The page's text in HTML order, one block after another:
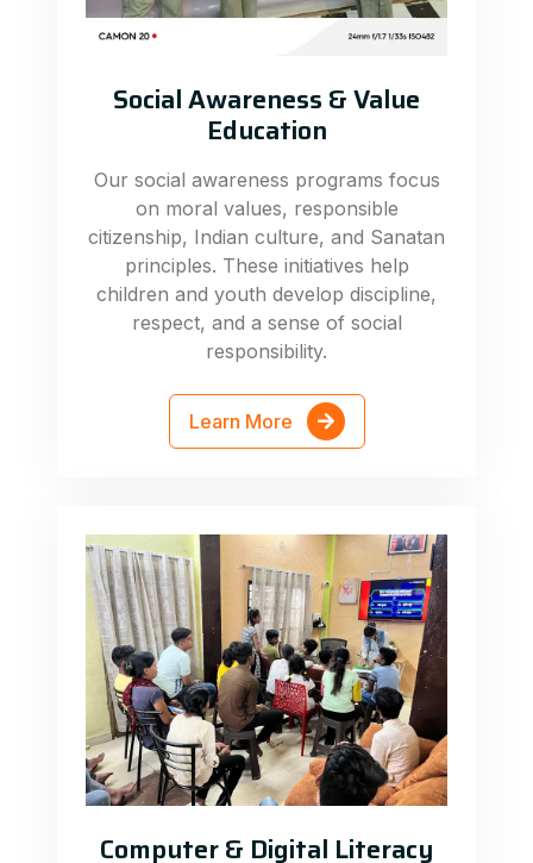
Social Awareness & Value
Education
Our social awareness programs focus
on moral values, responsible
citizenship, Indian culture, and Sanatan
principles. These initiatives help
children and youth develop discipline,
respect, and a sense of social
responsibility.
Learn More
Computer & Digital Literacy